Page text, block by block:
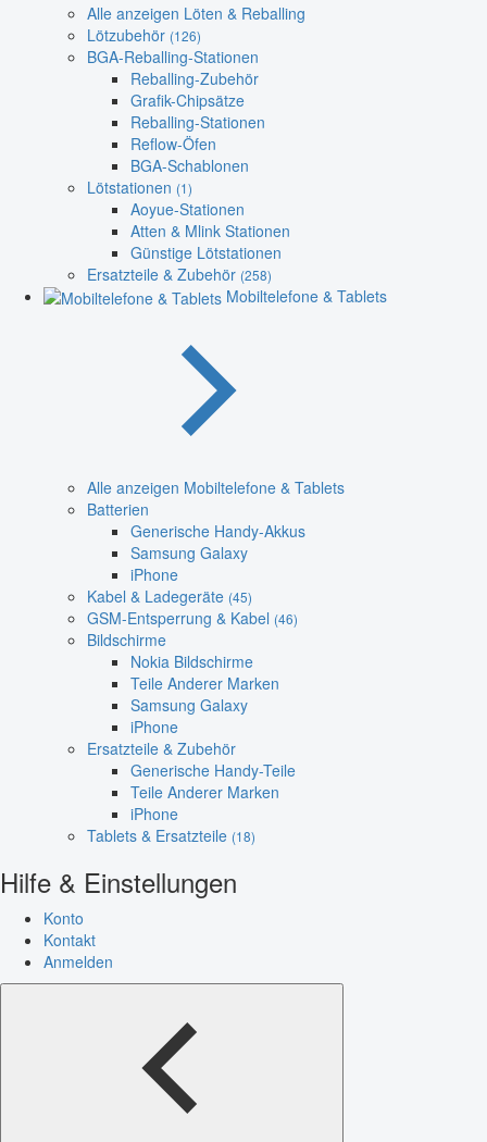
Alle anzeigen Löten & Reballing
Lötzubehör (126)
BGA-Reballing-Stationen
Reballing-Zubehör
Grafik-Chipsätze
Reballing-Stationen
Reflow-Öfen
BGA-Schablonen
Lötstationen (1)
Aoyue-Stationen
Atten & Mlink Stationen
Günstige Lötstationen
Ersatzteile & Zubehör (258)
Mobiltelefone & Tablets
Alle anzeigen Mobiltelefone & Tablets
Batterien
Generische Handy-Akkus
Samsung Galaxy
iPhone
Kabel & Ladegeräte (45)
GSM-Entsperrung & Kabel (46)
Bildschirme
Nokia Bildschirme
Teile Anderer Marken
Samsung Galaxy
iPhone
Ersatzteile & Zubehör
Generische Handy-Teile
Teile Anderer Marken
iPhone
Tablets & Ersatzteile (18)
Hilfe & Einstellungen
Konto
Kontakt
Anmelden